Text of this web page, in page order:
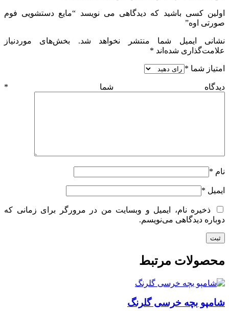
اولین کسی باشید که دیدگاهی می نویسد “مایع دستشویی فوم
صورتی اوه”
نشانی ایمیل شما منتشر نخواهد شد.
بخش‌های موردنیاز
علامت‌گذاری شده‌اند *
امتیاز شما *
دیدگاه شما *
نام *
ایمیل *
ذخیره نام، ایمیل و وبسایت من در مرورگر برای زمانی که
دوباره دیدگاهی می‌نویسم.
محصولات مرتبط
شامپو بچه خرسی گلرنگ